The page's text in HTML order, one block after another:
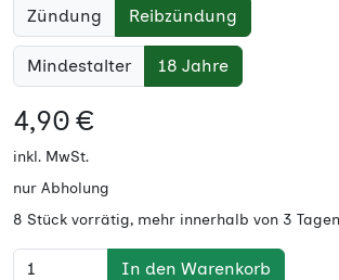
violett
weiß
Zündung Reibzündung
Mindestalter 18 Jahre
4,90 €
inkl. MwSt.
nur Abholung
8 Stück vorrätig, mehr innerhalb von 3 Tagen
In den Warenkorb